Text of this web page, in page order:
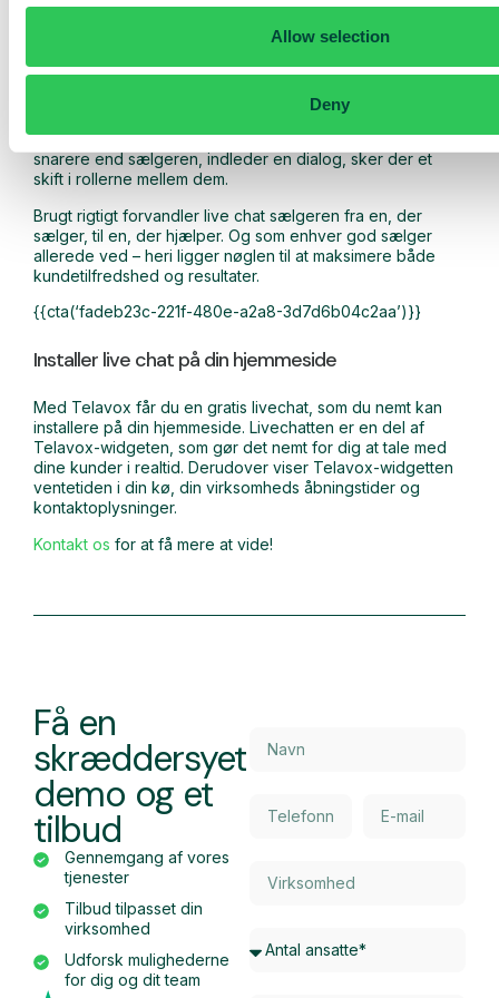
Allow selection
Deny
conversational marketing og
er nogle af vores mest almindelige
buzzwords. Årsagen er enkel: Det virker. Når kunden,
snarere end sælgeren, indleder en dialog, sker der et
skift i rollerne mellem dem.
Brugt rigtigt forvandler live chat sælgeren fra en, der
sælger, til en, der hjælper. Og som enhver god sælger
allerede ved – heri ligger nøglen til at maksimere både
kundetilfredshed og resultater.
{{cta(‘fadeb23c-221f-480e-a2a8-3d7d6b04c2aa’)}}
Installer live chat på din hjemmeside
Med Telavox får du en gratis livechat, som du nemt kan
installere på din hjemmeside. Livechatten er en del af
Telavox-widgeten, som gør det nemt for dig at tale med
dine kunder i realtid. Derudover viser Telavox-widgetten
ventetiden i din kø, din virksomheds åbningstider og
kontaktoplysninger.
Kontakt os for at få mere at vide!
Få en
skræddersyet
demo og et
tilbud
Gennemgang af vores
tjenester
Tilbud tilpasset din
virksomhed
Udforsk mulighederne
for dig og dit team